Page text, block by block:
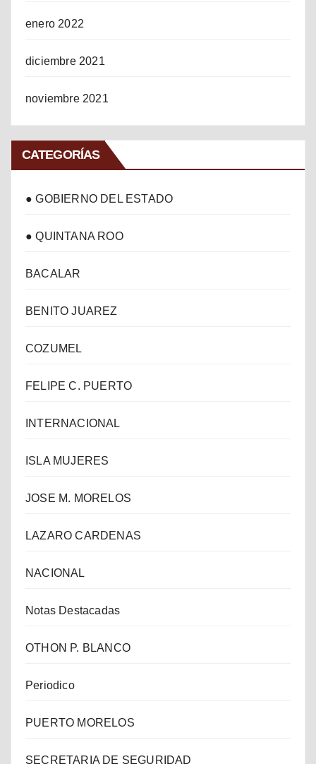
enero 2022
diciembre 2021
noviembre 2021
CATEGORÍAS
● GOBIERNO DEL ESTADO
● QUINTANA ROO
BACALAR
BENITO JUAREZ
COZUMEL
FELIPE C. PUERTO
INTERNACIONAL
ISLA MUJERES
JOSE M. MORELOS
LAZARO CARDENAS
NACIONAL
Notas Destacadas
OTHON P. BLANCO
Periodico
PUERTO MORELOS
SECRETARIA DE SEGURIDAD